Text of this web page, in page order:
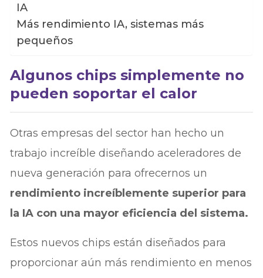
IA
Más rendimiento IA, sistemas más
pequeños
Algunos chips simplemente no
pueden soportar el calor
Otras empresas del sector han hecho un
trabajo increíble diseñando aceleradores de
nueva generación para ofrecernos un
rendimiento increíblemente superior para
la IA con una mayor eficiencia del sistema.
Estos nuevos chips están diseñados para
proporcionar aún más rendimiento en menos